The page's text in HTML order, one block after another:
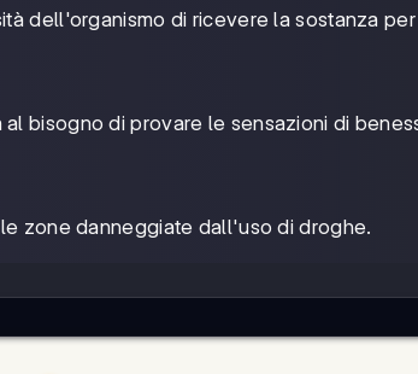
dell'organismo di ricevere la sostanza per
al bisogno di provare le sensazioni di
zone danneggiate dall'uso di droghe.